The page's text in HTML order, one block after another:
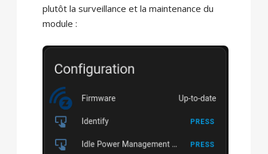
plutôt la surveillance et la maintenance du
module :